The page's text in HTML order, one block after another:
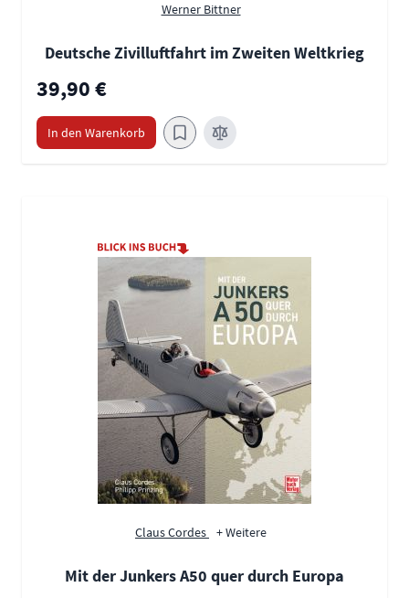
Werner Bittner
Deutsche Zivilluftfahrt im Zweiten Weltkrieg
39,90 €
In den Warenkorb
Claus Cordes + Weitere
Mit der Junkers A50 quer durch Europa